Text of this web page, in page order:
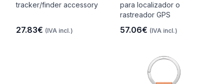
tracker/finder accessory
27.83€ (IVA incl.)
para localizador o
rastreador GPS
57.06€ (IVA incl.)